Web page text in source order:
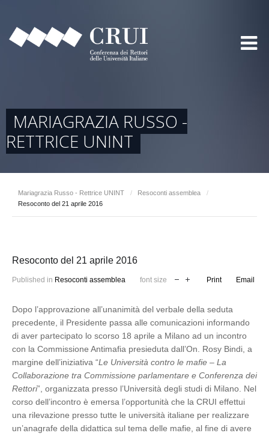
MARIAGRAZIA RUSSO -
RETTRICE UNINT
Mariagrazia Russo - Rettrice UNINT / Resoconti assemblea
/
Resoconto del 21 aprile 2016
Resoconto del 21 aprile 2016
Published in Resoconti assemblea font size Print Email
Dopo l’approvazione all’unanimità del verbale della seduta
precedente, il Presidente passa alle comunicazioni informando
di aver partecipato lo scorso 18 aprile a Milano ad un incontro
con la Commissione Antimafia presieduta dall’On. Rosy Bindi, a
margine dell’iniziativa “Le Università contro le mafie – La
Collaborazione tra Commissione parlamentare e Conferenza dei
Rettori”, organizzata presso l’Università degli studi di Milano. Nel
corso dell’incontro è emersa l’opportunità che la CRUI effettui
una rilevazione presso tutte le università italiane per realizzare
un’anagrafe della didattica sul tema delle mafie, al fine di avere